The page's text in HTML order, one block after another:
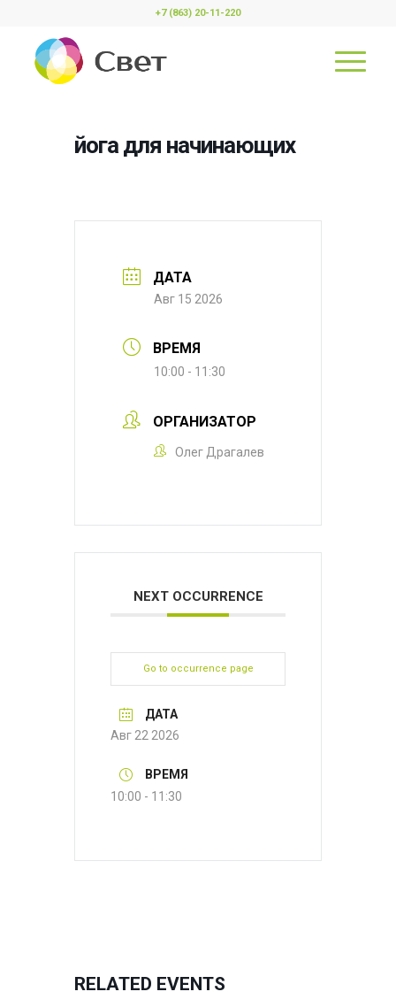
+7 (863) 20-11-220
йога для начинающих
ДАТА
Авг 15 2026
ВРЕМЯ
10:00 - 11:30
ОРГАНИЗАТОР
Олег Драгалев
NEXT OCCURRENCE
Go to occurrence page
ДАТА
Авг 22 2026
ВРЕМЯ
10:00 - 11:30
RELATED EVENTS